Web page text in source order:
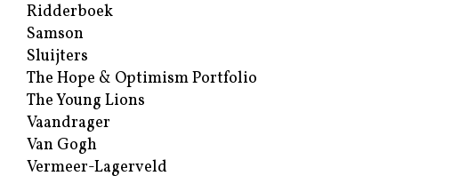
Ridderboek
Samson
Sluijters
The Hope & Optimism Portfolio
The Young Lions
Vaandrager
Van Gogh
Vermeer-Lagerveld